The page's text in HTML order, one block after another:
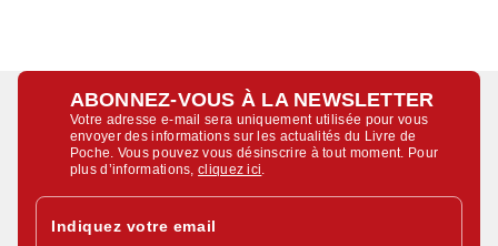
ABONNEZ-VOUS À LA NEWSLETTER
Votre adresse e-mail sera uniquement utilisée pour vous
envoyer des informations sur les actualités du Livre de
Poche. Vous pouvez vous désinscrire à tout moment. Pour
plus d’informations,cliquez ici.
Indiquez votre email